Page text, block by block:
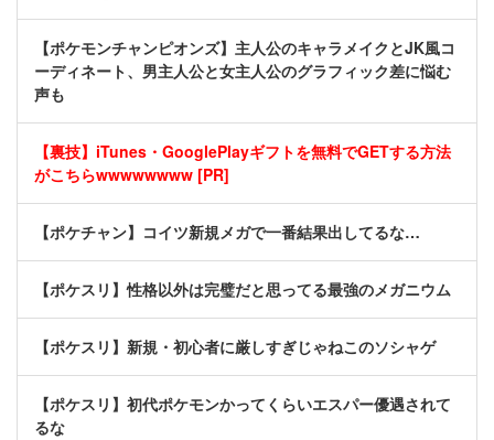
【ポケモンチャンピオンズ】主人公のキャラメイクとJK風コ
ーディネート、男主人公と女主人公のグラフィック差に悩む
声も
【裏技】iTunes・GooglePlayギフトを無料でGETする方法
がこちらwwwwwwww [PR]
【ポケチャン】コイツ新規メガで一番結果出してるな…
【ポケスリ】性格以外は完璧だと思ってる最強のメガニウム
【ポケスリ】新規・初心者に厳しすぎじゃねこのソシャゲ
【ポケスリ】初代ポケモンかってくらいエスパー優遇されて
るな